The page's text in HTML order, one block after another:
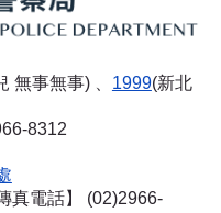
無事無事) 、 1999(新北
8312
真電話】
(02)2966-